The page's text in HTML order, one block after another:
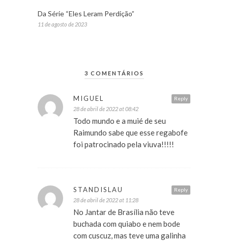
Da Série “Eles Leram Perdição”
11 de agosto de 2023
3 COMENTÁRIOS
Reply
MIGUEL
28 de abril de 2022 at 08:42
Todo mundo e a muié de seu
Raimundo sabe que esse regabofe
foi patrocinado pela viuva!!!!!
Reply
STANDISLAU
28 de abril de 2022 at 11:28
No Jantar de Brasília não teve
buchada com quiabo e nem bode
com cuscuz, mas teve uma galinha